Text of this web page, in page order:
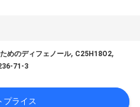
めのディフェノール, C25H18O2,
71-3
プライス